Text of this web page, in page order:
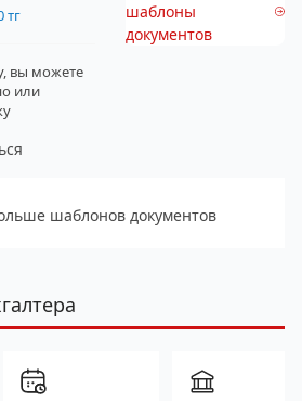
тг
вы можете
или
шаблоны
документов
шаблонов документов